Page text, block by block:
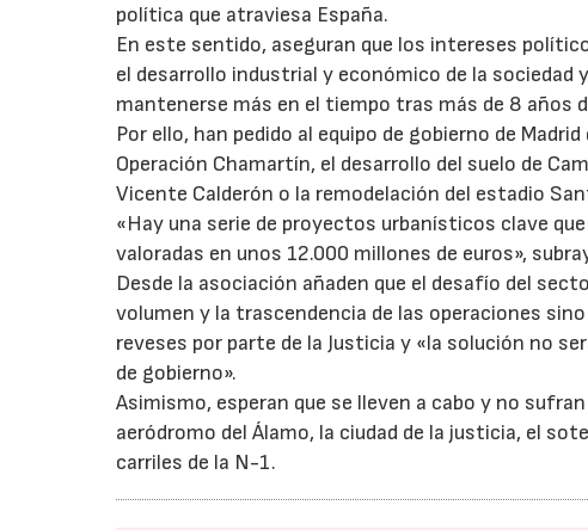
política que atraviesa España.
En este sentido, aseguran que los intereses
el desarrollo industrial y económico de la
mantenerse más en el tiempo tras más de 8 años
Por ello, han pedido al equipo de gobierno de
Operación Chamartín, el desarrollo del suelo de
Vicente Calderón o la remodelación del estadio
«Hay una serie de proyectos urbanísticos clave
valoradas en unos 12.000 millones de euros»,
Desde la asociación añaden que el desafío del
volumen y la trascendencia de las operaciones
reveses por parte de la Justicia y «la solución no
de gobierno».
Asimismo, esperan que se lleven a cabo y no
aeródromo del Álamo, la ciudad de la justicia, el
carriles de la N-1.